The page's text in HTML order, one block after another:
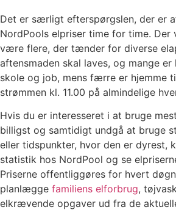
Det er særligt efterspørgslen, der er
NordPools elpriser time for time. Der
være flere, der tænder for diverse
aftensmaden skal laves, og mange
skole og job, mens færre er hjemme
strømmen kl. 11.00 på almindelige
Hvis du er interesseret i at bruge
billigst og samtidigt undgå at bruge
eller tidspunkter, hvor den er dyrest,
statistik hos NordPool og se
Priserne offentliggøres for hvert
planlægge familiens elforbrug,
elkrævende opgaver ud fra de